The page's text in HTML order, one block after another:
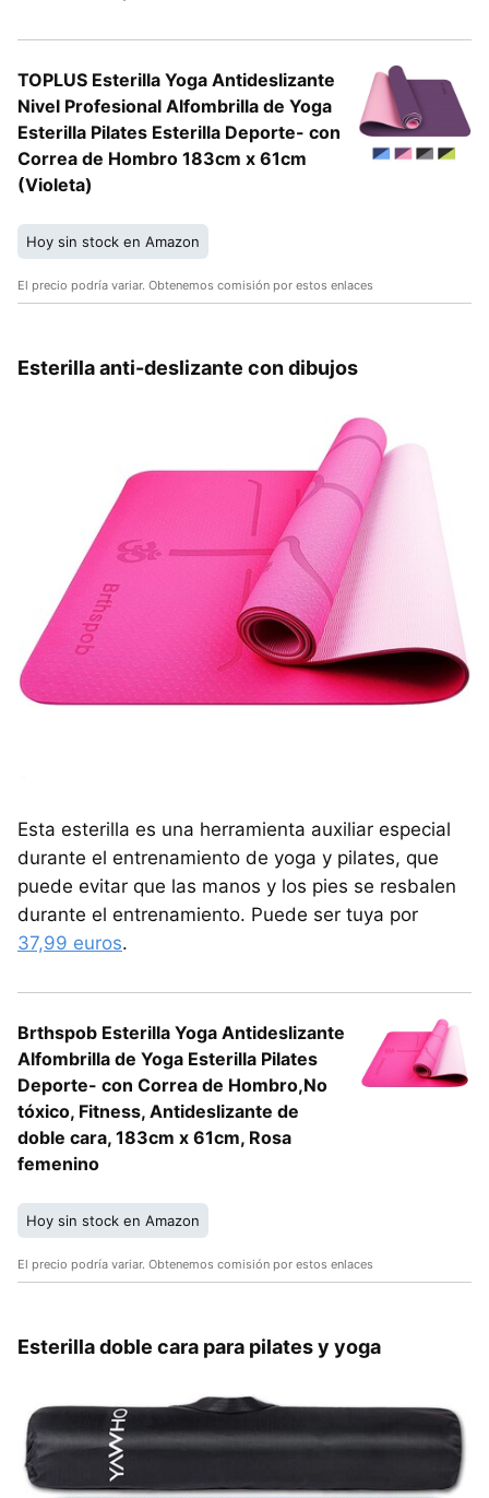
TOPLUS Esterilla Yoga Antideslizante
Nivel Profesional Alfombrilla de Yoga
Esterilla Pilates Esterilla Deporte- con
Correa de Hombro 183cm x 61cm
(Violeta)
Hoy sin stock en Amazon
El precio podría variar. Obtenemos comisión por estos enlaces
Esterilla anti-deslizante con dibujos
Esta esterilla es una herramienta auxiliar especial
durante el entrenamiento de yoga y pilates, que
puede evitar que las manos y los pies se resbalen
durante el entrenamiento. Puede ser tuya por
37,99 euros.
Brthspob Esterilla Yoga Antideslizante
Alfombrilla de Yoga Esterilla Pilates
Deporte- con Correa de Hombro,No
tóxico, Fitness, Antideslizante de
doble cara, 183cm x 61cm, Rosa
femenino
Hoy sin stock en Amazon
El precio podría variar. Obtenemos comisión por estos enlaces
Esterilla doble cara para pilates y yoga